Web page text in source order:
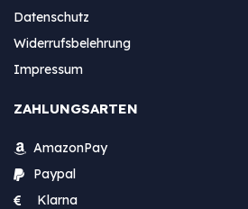
Datenschutz
Widerrufsbelehrung
Impressum
ZAHLUNGSARTEN
AmazonPay
Paypal
Klarna